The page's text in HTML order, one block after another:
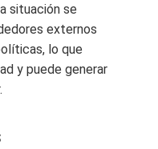
situación se
externos
lo que
y puede generar